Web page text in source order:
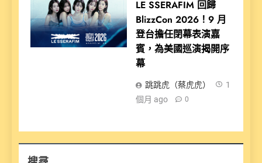
LE SSERAFIM 回歸
BlizzCon 2026！9 月
登台擔任閉幕表演嘉
賓，為美國巡演揭開序
幕
跳跳虎（蔡虎虎）
1
個月 ago
0